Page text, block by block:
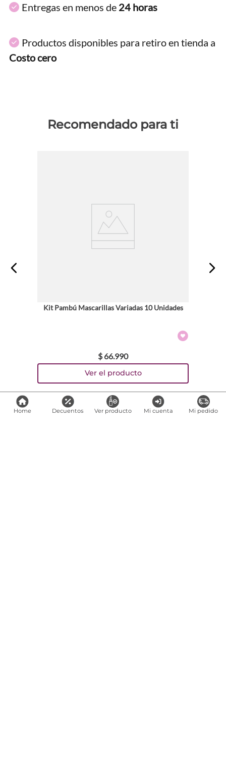
Home Decuentos Ver producto Mi cuenta Mi pedido
Entregas en menos de 24 horas
Productos disponibles para retiro en tienda a
Costo cero
Recomendado para ti
Kit Pambú Mascarillas Variadas 10 Unidades
$ 66.990